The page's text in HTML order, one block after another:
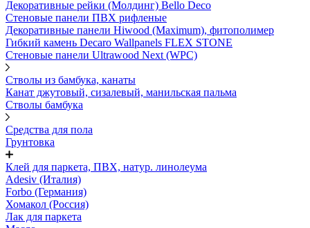
Декоративные рейки (Молдинг) Bello Deco
Стеновые панели ПВХ рифленые
Декоративные панели Hiwood (Maximum), фитополимер
Гибкий камень Decaro Wallpanels FLEX STONE
Стеновые панели Ultrawood Next (WPC)
Стволы из бамбука, канаты
Канат джутовый, сизалевый, манильская пальма
Стволы бамбука
Средства для пола
Грунтовка
Клей для паркета, ПВХ, натур. линолеума
Adesiv (Италия)
Forbo (Германия)
Хомакол (Россия)
Лак для паркета